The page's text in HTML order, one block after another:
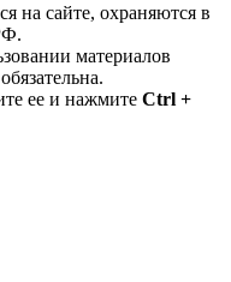
на сайте, охраняются в
материалов
обязательна.
ее и нажмите Ctrl +